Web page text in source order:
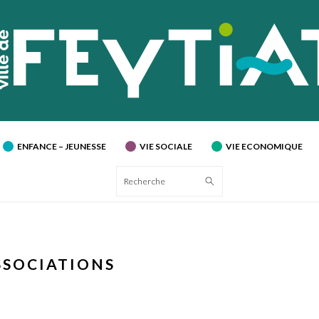
ENFANCE – JEUNESSE VIE SOCIALE VIE ECONOMIQUE
Recherche